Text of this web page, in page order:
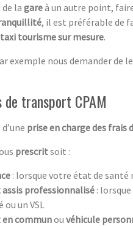
de lagareà un autre point,
, il est préférable de
tourisme sur mesure.
exemple nous demander de
de transport CPAM
prise en charge des frais
prescritsoit :
: lorsque votre état de santé
professionnalisé:
un VSL
communou véhicule